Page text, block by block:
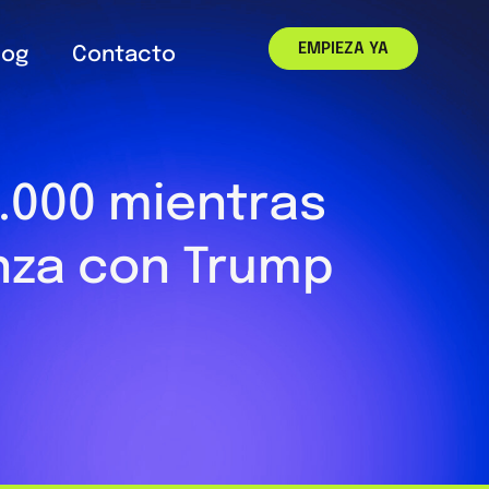
Contacto EMPIEZA YA
mientras
con Trump